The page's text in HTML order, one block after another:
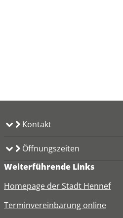
Kontakt
Öffnungszeiten
Weiterführende Links
Homepage der Stadt Hennef
Terminvereinbarung online